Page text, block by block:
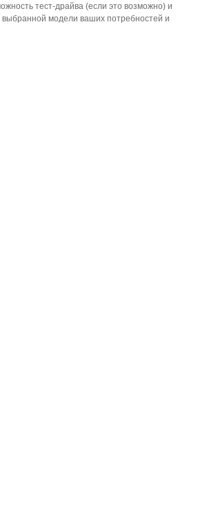
тест-драйва (если это возможно) и
выбранной модели ваших потребностей и